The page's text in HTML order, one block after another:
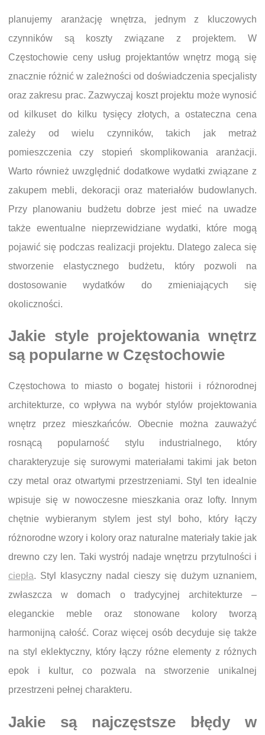
planujemy aranżację wnętrza, jednym z kluczowych
czynników są koszty związane z projektem. W
Częstochowie ceny usług projektantów wnętrz mogą się
znacznie różnić w zależności od doświadczenia specjalisty
oraz zakresu prac. Zazwyczaj koszt projektu może wynosić
od kilkuset do kilku tysięcy złotych, a ostateczna cena
zależy od wielu czynników, takich jak metraż
pomieszczenia czy stopień skomplikowania aranżacji.
Warto również uwzględnić dodatkowe wydatki związane z
zakupem mebli, dekoracji oraz materiałów budowlanych.
Przy planowaniu budżetu dobrze jest mieć na uwadze
także ewentualne nieprzewidziane wydatki, które mogą
pojawić się podczas realizacji projektu. Dlatego zaleca się
stworzenie elastycznego budżetu, który pozwoli na
dostosowanie wydatków do zmieniających się
okoliczności.
Jakie style projektowania wnętrz
są popularne w Częstochowie
Częstochowa to miasto o bogatej historii i różnorodnej
architekturze, co wpływa na wybór stylów projektowania
wnętrz przez mieszkańców. Obecnie można zauważyć
rosnącą popularność stylu industrialnego, który
charakteryzuje się surowymi materiałami takimi jak beton
czy metal oraz otwartymi przestrzeniami. Styl ten idealnie
wpisuje się w nowoczesne mieszkania oraz lofty. Innym
chętnie wybieranym stylem jest styl boho, który łączy
różnorodne wzory i kolory oraz naturalne materiały takie jak
drewno czy len. Taki wystrój nadaje wnętrzu przytulności i
ciepła. Styl klasyczny nadal cieszy się dużym uznaniem,
zwłaszcza w domach o tradycyjnej architekturze –
eleganckie meble oraz stonowane kolory tworzą
harmonijną całość. Coraz więcej osób decyduje się także
na styl eklektyczny, który łączy różne elementy z różnych
epok i kultur, co pozwala na stworzenie unikalnej
przestrzeni pełnej charakteru.
Jakie są najczęstsze błędy w